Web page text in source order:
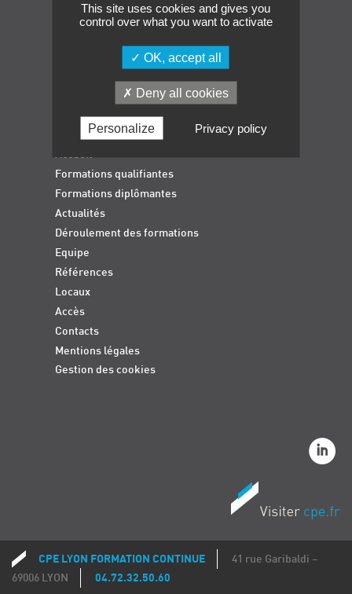
Contacts
Navigation
Formations qualifiantes
Formations diplômantes
Actualités
Déroulement des formations
Equipe
Références
Locaux
Accès
Contacts
Mentions légales
Gestion des cookies
Coordonnées
CPE LYON FORMATION CONTINUE
41 rue Garibaldi –
69006 LYON
04.72.32.50.60
This site uses cookies and gives you
control over what you want to activate
OK, accept all
Deny all cookies
Personalize Privacy policy